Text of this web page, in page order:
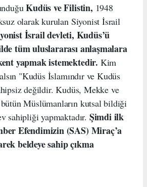
Kudüs ve Filistin, 1948
olarak kurulan Siyonist İsrail
İsrail devleti, Kudüs’ü
tüm uluslararası anlaşmalara
yapmak istemektedir. Kim
"Kudüs İslamındır ve Kudüs
değildir. Kudüs, Mekke ve
Müslümanların kutsal bildiği
sahipliği yapmaktadır. Şimdi ilk
Efendimizin (SAS) Miraç’a
beldeye sahip çıkma